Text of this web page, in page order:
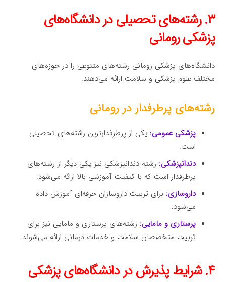
۳. رشته‌های تحصیلی در دانشگاه‌های
پزشکی رومانی
دانشگاه‌های پزشکی رومانی رشته‌های متنوعی را در حوزه‌های
مختلف علوم پزشکی و سلامت ارائه می‌دهند.
رشته‌های پرطرفدار در رومانی
پزشکی عمومی: یکی از پرطرفدارترین رشته‌های تحصیلی
است.
دندانپزشکی: رشته دندانپزشکی نیز یکی دیگر از رشته‌های
پرطرفدار است که با کیفیت آموزشی بالا ارائه می‌شود.
داروسازی: برای تربیت داروسازان حرفه‌ای آموزش داده
می‌شود.
پرستاری و مامایی: رشته‌های پرستاری و مامایی نیز برای
تربیت متخصصان سلامت و خدمات درمانی ارائه می‌شوند.
۴. شرایط پذیرش در دانشگاه‌های پزشکی